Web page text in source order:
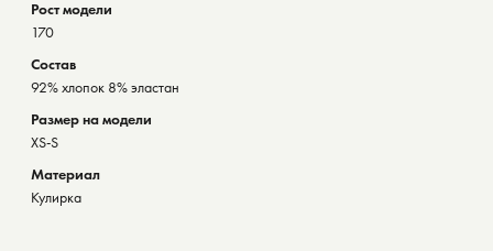
Рост модели
170
Состав
92% хлопок 8% эластан
Размер на модели
XS-S
Материал
Кулирка